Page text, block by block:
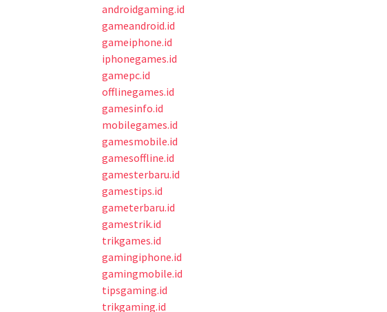
androidgaming.id
gameandroid.id
gameiphone.id
iphonegames.id
gamepc.id
offlinegames.id
gamesinfo.id
mobilegames.id
gamesmobile.id
gamesoffline.id
gamesterbaru.id
gamestips.id
gameterbaru.id
gamestrik.id
trikgames.id
gamingiphone.id
gamingmobile.id
tipsgaming.id
trikgaming.id